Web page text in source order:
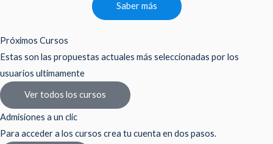
Saber más
Próximos Cursos
Estas son las propuestas actuales más seleccionadas por los
usuarios ultimamente
Ver todos los cursos
Admisiones a un clic
Para acceder a los cursos crea tu cuenta en dos pasos.